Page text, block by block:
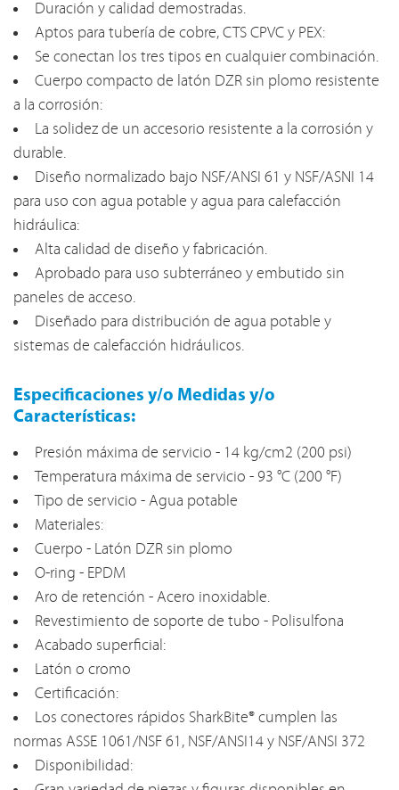
Duración y calidad demostradas.
Aptos para tubería de cobre, CTS CPVC y PEX:
Se conectan los tres tipos en cualquier combinación.
Cuerpo compacto de latón DZR sin plomo resistente
a la corrosión:
La solidez de un accesorio resistente a la corrosión y
durable.
Diseño normalizado bajo NSF/ANSI 61 y NSF/ASNI 14
para uso con agua potable y agua para calefacción
hidráulica:
Alta calidad de diseño y fabricación.
Aprobado para uso subterráneo y embutido sin
paneles de acceso.
Diseñado para distribución de agua potable y
sistemas de calefacción hidráulicos.
Especificaciones y/o Medidas y/o
Características:
Presión máxima de servicio - 14 kg/cm2 (200 psi)
Temperatura máxima de servicio - 93 °C (200 °F)
Tipo de servicio - Agua potable
Materiales:
Cuerpo - Latón DZR sin plomo
O-ring - EPDM
Aro de retención - Acero inoxidable.
Revestimiento de soporte de tubo - Polisulfona
Acabado superficial:
Latón o cromo
Certificación:
Los conectores rápidos SharkBite® cumplen las
normas ASSE 1061/NSF 61, NSF/ANSI14 y NSF/ANSI 372
Disponibilidad: